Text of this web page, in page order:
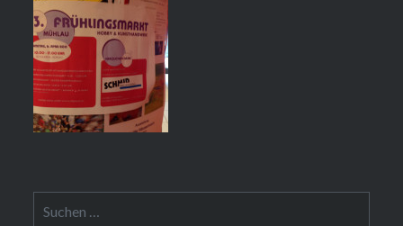
nach: